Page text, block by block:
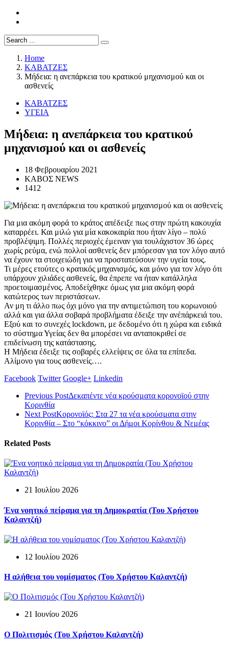
Home
ΚΑΒΑΤΖΕΣ
Μήδεια: η ανεπάρκεια του κρατικού μηχανισμού και οι
ασθενείς
ΚΑΒΑΤΖΕΣ
ΥΓΕΙΑ
Μήδεια: η ανεπάρκεια του κρατικού
μηχανισμού και οι ασθενείς
18 Φεβρουαρίου 2021
ΚΑΒΟΣ NEWS
1412
Για μια ακόμη φορά το κράτος απέδειξε πως στην πρώτη κακουχία
καταρρέει. Και μιλώ για μία κακοκαιρία που ήταν λίγο – πολύ
προβλέψιμη. Πολλές περιοχές έμειναν για τουλάχιστον 36 ώρες
χωρίς ρεύμα, ενώ πολλοί ασθενείς δεν μπόρεσαν για τον λόγο αυτό
να έχουν τα στοιχειώδη για να προστατεύσουν την υγεία τους.
Τι μέρες ετούτες ο κρατικός μηχανισμός, και μόνο για τον λόγο ότι
υπάρχουν χιλιάδες ασθενείς, θα έπρεπε να ήταν κατάλληλα
προετοιμασμένος. Αποδείχθηκε όμως για μια ακόμη φορά
κατώτερος των περιστάσεων.
Αν μη τι άλλο πως όχι μόνο για την αντιμετώπιση του κορωνοιού
αλλά και για άλλα σοβαρά προβλήματα έδειξε την ανέπάρκειά του.
Εξού και το συνεχές lockdown, με δεδομένο ότι η χώρα και ειδικά
το σύστημα Υγείας δεν θα μπορέσει να ανταποκριθεί σε
επιδείνωση της κατάστασης.
Η Μήδεια έδειξε τις σοβαρές ελλείψεις σε όλα τα επίπεδα.
Αλίμονο για τους ασθενείς….
Facebook Twitter Google+ Linkedin
Previous PostΔεκαπέντε νέα κρούσματα κορονοϊού στην
Κορινθία
Next PostΚορονοϊός: Στα 27 τα νέα κρούσματα στην
Κορινθία – Στο “κόκκινο” οι Δήμοι Κορίνθου & Νεμέας
Related Posts
21 Ιουλίου 2026
Ένα νοητικό πείραμα για τη Δημοκρατία (Του Χρήστου
Καλαντζή)
12 Ιουλίου 2026
Η αλήθεια του νομίσματος (Του Χρήστου Καλαντζή)
21 Ιουνίου 2026
Ο Πολιτισμός (Του Χρήστου Καλαντζή)